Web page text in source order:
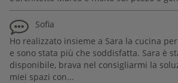
Sofia
Ho realizzato insieme a Sara la cucina
e sono stata più che soddisfatta. Sara è
disponibile, brava nel consigliarmi la
miei spazi con...